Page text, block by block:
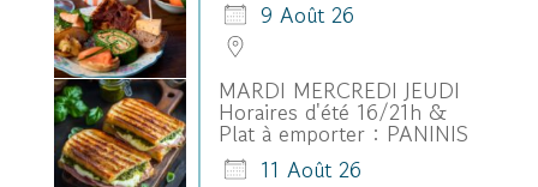
9 Août 26
MARDI MERCREDI JEUDI
Horaires d'été 16/21h &
Plat à emporter : PANINIS
11 Août 26